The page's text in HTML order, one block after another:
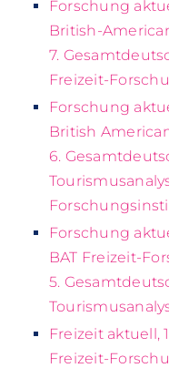
Forschung
British-
7.
Freizeit-
Forschung
British
6.
Forschung
BAT Freizeit-
5.
Freizeit aktuell,
Freizeit-